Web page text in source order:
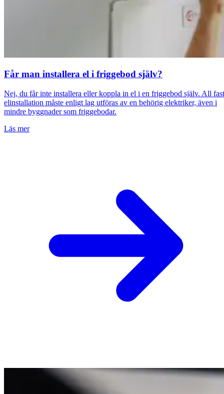
Får man installera el i friggebod själv?
Nej, du får inte installera eller koppla in el i en friggebod själv. All fast
elinstallation måste enligt lag utföras av en behörig elektriker, även i
mindre byggnader som friggebodar.
Läs mer